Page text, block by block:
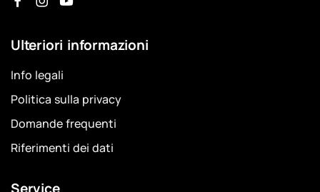
Ulteriori informazioni
Info legali
Politica sulla privacy
Domande frequenti
Riferimenti dei dati